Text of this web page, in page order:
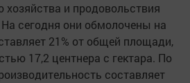
хозяйства и продовольствия
сегодня они обмолочены на
21% от общей площади,
17,2 центнера с гектара. По
составляет